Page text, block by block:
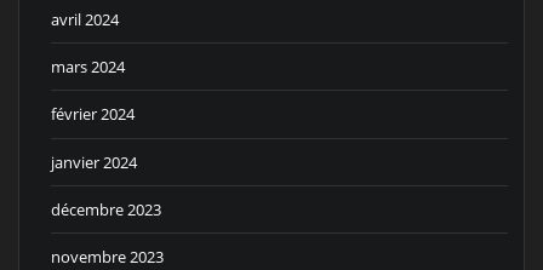
avril 2024
mars 2024
février 2024
janvier 2024
décembre 2023
novembre 2023